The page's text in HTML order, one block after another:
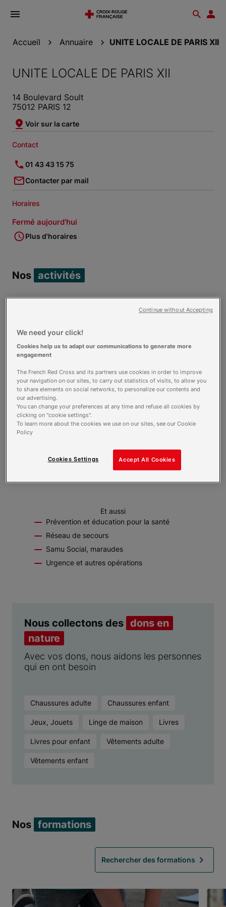
Ouvrir
Accueil Annuaire UNITE LOCALE DE PARIS XII
UNITE LOCALE DE PARIS XII
14 Boulevard Soult
75012 PARIS 12
Voir sur la carte
Contact
01 43 43 15 75
Contacter par mail
Horaires
Fermé aujourd'hui
Plus d'horaires
Nos activités
La Boutique
Permanence d'accueil et
d'orientation
Et aussi
Prévention et éducation pour la santé
Réseau de secours
Samu Social, maraudes
Urgence et autres opérations
Nous collectons des dons en
nature
Avec vos dons, nous aidons les personnes
qui en ont besoin
Chaussures adulte Chaussures enfant
Jeux, Jouets Linge de maison Livres
Livres pour enfant Vêtements adulte
Vêtements enfant
Nos formations
Rechercher des formations
We need your click!
Cookies help us to adapt our communications to generate more
engagement
The French Red Cross and its partners use cookies in order to improve
your navigation on our sites, to carry out statistics of visits, to allow you
to share elements on social networks, to personalize our contents and
our advertising.
You can change your preferences at any time and refuse all cookies by
clicking on "cookie settings".
To learn more about the cookies we use on our sites, see our Cookie
Policy
Accept All Cookies
Cookies Settings
Continue without Accepting